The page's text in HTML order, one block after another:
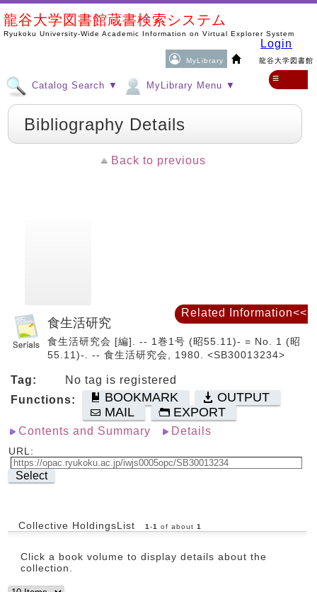
龍谷大学図書館蔵書検索システム
Ryukoku University-Wide Academic Information on Virtual Explorer System
MyLibrary 龍谷大学図書館
Login
Catalog Search ▼ MyLibrary Menu ▼
≡
Bibliography Details
Back to previous
食生活研究
食生活研究会 [編]. -- 1巻1号 (昭55.11)- = No. 1 (昭
55.11)-. -- 食生活研究会, 1980. <SB30013234>
Tag:
No tag is registered
Functions:
BOOKMARK
OUTPUT
MAIL
EXPORT
Contents and Summary Details
URL:
Select
Collective HoldingsList 1 -1 of about 1
Click a book volume to display details about the
collection.
Related Information<<